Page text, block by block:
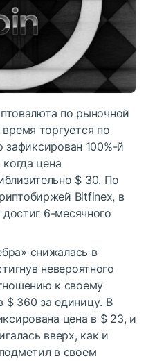
по рыночной
торгуется по
зафиксирован 100%-й
цена
$ 30. По
Bitfinex, в
6-месячного
снижалась в
невероятного
к своему
$ 360 за единицу. В
цена в $ 23, и
вверх, как и
в своем